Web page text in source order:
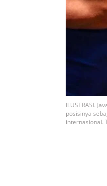
ILUSTRASI.
posisinya
internasional.